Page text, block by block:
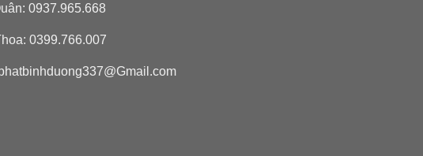
0937.965.668
0399.766.007